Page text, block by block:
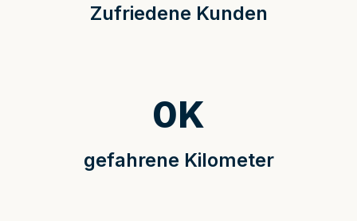
Zufriedene Kunden
gefahrene Kilometer
0K